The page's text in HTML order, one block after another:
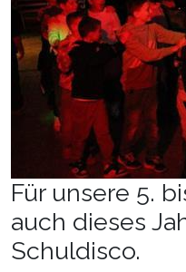
Für unsere 5.
auch dieses
Schuldisco.